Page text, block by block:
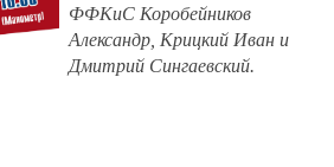
ФФКиС Коробейников
Александр, Крицкий Иван и
Дмитрий Сингаевский.